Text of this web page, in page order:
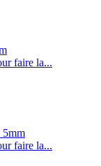
faire la...
faire la...